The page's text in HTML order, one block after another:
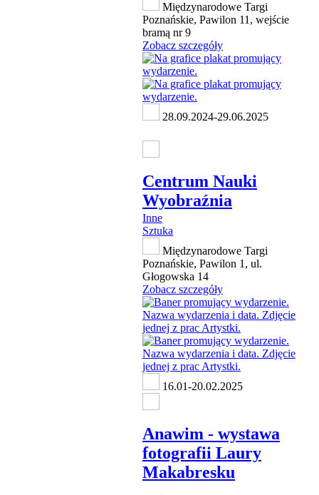
Międzynarodowe Targi
Poznańskie, Pawilon 11, wejście
bramą nr 9
Zobacz szczegóły
28.09.2024-29.06.2025
Centrum Nauki
Wyobraźnia
Inne
Sztuka
Międzynarodowe Targi
Poznańskie, Pawilon 1, ul.
Głogowska 14
Zobacz szczegóły
16.01-20.02.2025
Anawim - wystawa
fotografii Laury
Makabresku